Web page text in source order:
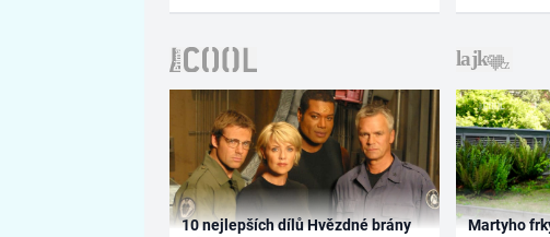
10 nejlepších dílů Hvězdné brány
Martyho